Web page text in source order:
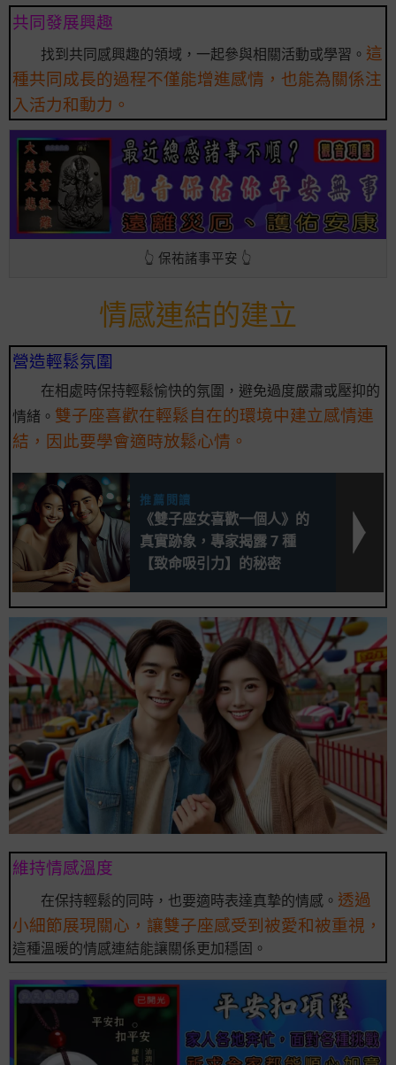
共同發展興趣
找到共同感興趣的領域，一起參與相關活動或學習。 這
種共同成長的過程不僅能增進感情，也能為關係注
入活力和動力。
👆 保祐諸事平安 👆
情感連結的建立
營造輕鬆氛圍
在相處時保持輕鬆愉快的氛圍，避免過度嚴肅或壓抑的
情緒。 雙子座喜歡在輕鬆自在的環境中建立感情連
結，因此要學會適時放鬆心情。
推薦閱讀
《雙子座女喜歡一個人》的
真實跡象，專家揭露 7 種
【致命吸引力】的秘密
維持情感溫度
在保持輕鬆的同時，也要適時表達真摯的情感。 透過
小細節展現關心，讓雙子座感受到被愛和被重視，
這種溫暖的情感連結能讓關係更加穩固。